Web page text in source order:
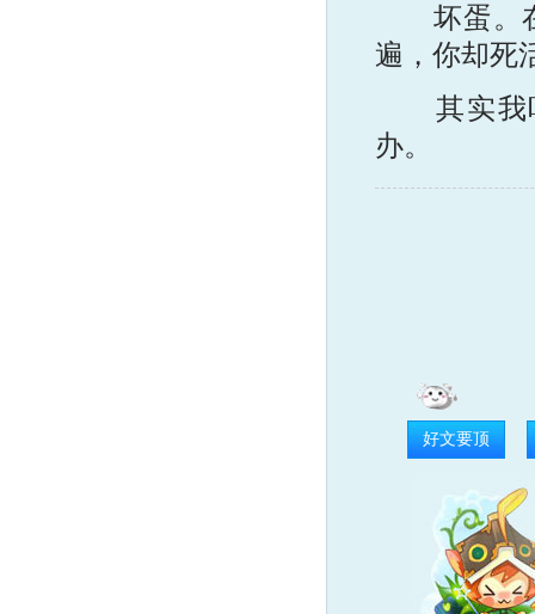
坏蛋。在
遍，你却死
其实我听
办。
好文要顶